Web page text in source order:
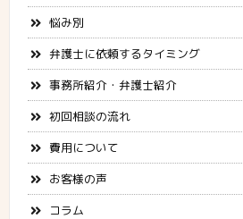
悩み別
弁護士に依頼するタイミング
事務所紹介・弁護士紹介
初回相談の流れ
費用について
お客様の声
コラム